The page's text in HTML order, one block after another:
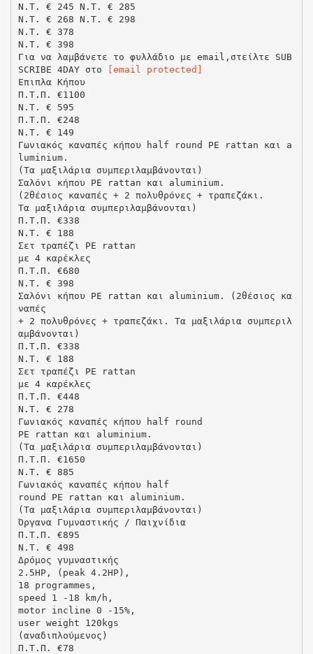
N.T. € 245 N.T. € 285
N.T. € 268 N.T. € 298
N.T. € 378
N.T. € 398
Για να λαμβάνετε το φυλλάδιο με email,στείλτε SUB
SCRIBE 4DAY στο
[email protected]
Επιπλα Κήπου
Π.Τ.Π. €1100
N.T. € 595
Π.Τ.Π. €248
N.T. € 149
Γωνιακός καναπές κήπου half round PE rattan και a
luminium.
(Τα μαξιλάρια συμπεριλαμβάνονται)
Σαλόνι κήπου PE rattan και aluminium.
(2θέσιος καναπές + 2 πολυθρόνες + τραπεζάκι.
Τα μαξιλάρια συμπεριλαμβάνονται)
Π.Τ.Π. €338
N.T. € 188
Σετ τραπέζι PE rattan
με 4 καρέκλες
Π.Τ.Π. €680
N.T. € 398
Σαλόνι κήπου PE rattan και aluminium. (2θέσιος κα
ναπές
+ 2 πολυθρόνες + τραπεζάκι. Τα μαξιλάρια συμπεριλ
αμβάνονται)
Π.Τ.Π. €338
N.T. € 188
Σετ τραπέζι PE rattan
με 4 καρέκλες
Π.Τ.Π. €448
N.T. € 278
Γωνιακός καναπές κήπου half round
PE rattan και aluminium.
(Τα μαξιλάρια συμπεριλαμβάνονται)
Π.Τ.Π. €1650
N.T. € 885
Γωνιακός καναπές κήπου half
round PE rattan και aluminium.
(Τα μαξιλάρια συμπεριλαμβάνονται)
Όργανα Γυμναστικής / Παιχνίδια
Π.Τ.Π. €895
N.T. € 498
Δρόμος γυμναστικής
2.5HP, (peak 4.2HP),
18 programmes,
speed 1 -18 km/h,
motor incline 0 -15%,
user weight 120kgs
(αναδιπλούμενος)
Π.Τ.Π. €78